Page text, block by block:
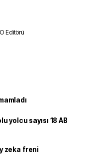
Editörü
yolcu sayısı 18 AB
zeka freni